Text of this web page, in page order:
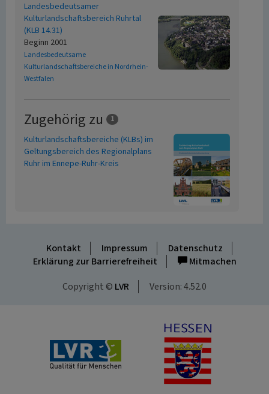
Landesbedeutsamer
Kulturlandschaftsbereich Ruhrtal
(KLB 14.31)
Beginn 2001
Landesbedeutsame
Kulturlandschaftsbereiche in Nordrhein-
Westfalen
Zugehörig zu 1
Kulturlandschaftsbereiche (KLBs) im
Geltungsbereich des Regionalplans
Ruhr im Ennepe-Ruhr-Kreis
Kontakt Impressum
Datenschutz
Erklärung zur Barrierefreiheit
Mitmachen
Copyright © LVR Version: 4.52.0